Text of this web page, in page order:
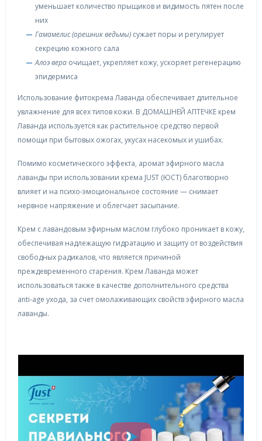
уменьшает количество прыщиков и видимость пятен после
них
Гамамелис (орешник ведьмы)сужает поры и регулирует
секрецию кожного сала
Алоэ вераочищает, укрепляет кожу, ускоряет регенерацию
эпидермиса
Использование фитокрема Лаванда обеспечивает длительное
увлажнение для всех типов кожи. В ДОМАШНЕЙ АПТЕЧКЕ крем
Лаванда используется как растительное средство первой
помощи при бытовых ожогах, укусах насекомых и ушибах.
Помимо косметического эффекта, аромат эфирного масла
лаванды при использовании крема JUST (ЮСТ) благотворно
влияет и на психо-эмоциональное состояние — снимает
нервное напряжение и облегчает засыпание.
Крем с лавандовым эфирным маслом глубоко проникает в кожу,
обеспечивая надлежащую гидратацию и защиту от воздействия
свободных радикалов, что является причиной
преждевременного старения. Крем Лаванда может
использоваться также в качестве дополнительного средства
anti-age ухода, за счет омолаживающих свойств эфирного масла
лаванды.